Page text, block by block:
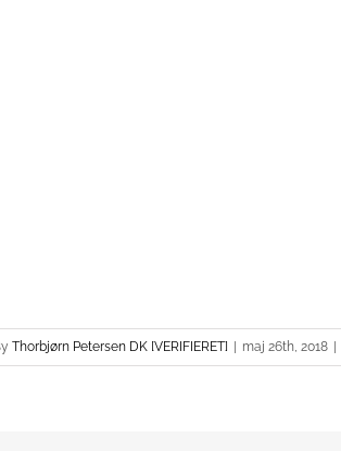
Thorbjørn Petersen DK [VERIFIERET] | maj 26th, 2018 |